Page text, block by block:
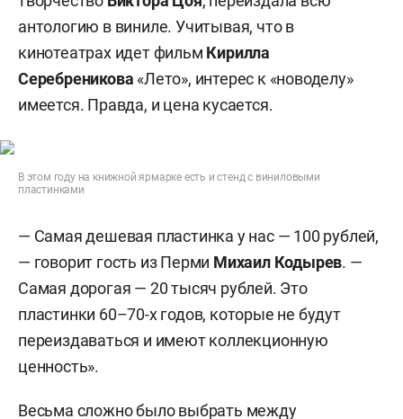
антологию в виниле. Учитывая, что в
кинотеатрах идет фильм Кирилла
Серебреникова «Лето», интерес к «новоделу»
имеется. Правда, и цена кусается.
В этом году на книжной ярмарке есть и стенд с виниловыми
пластинками
— Самая дешевая пластинка у нас — 100 рублей,
— говорит гость из Перми Михаил Кодырев. —
Самая дорогая — 20 тысяч рублей. Это
пластинки 60–70-х годов, которые не будут
переиздаваться и имеют коллекционную
ценность».
Весьма сложно было выбрать между